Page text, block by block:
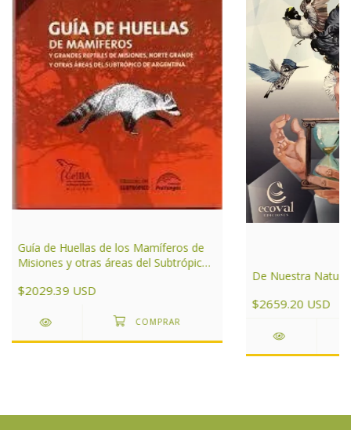
Guía de Huellas de los Mamíferos de
Misiones y otras áreas del Subtrópico
$2029.39 USD
De Nuestra
$2659.20 USD